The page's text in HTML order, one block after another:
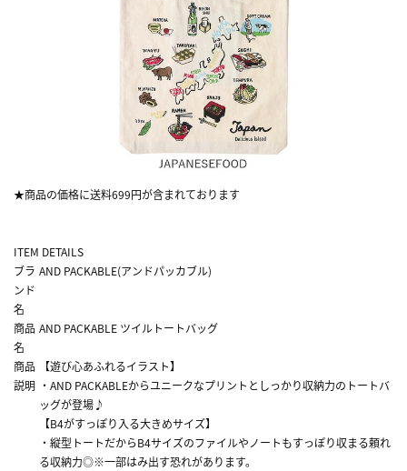
★商品の価格に送料699円が含まれております
ITEM DETAILS
ブラ
ンド
名
AND PACKABLE(アンドパッカブル)
商品
名
AND PACKABLE ツイルトートバッグ
商品
説明
【遊び心あふれるイラスト】
・AND PACKABLEからユニークなプリントとしっかり収納力のトートバ
ッグが登場♪
【B4がすっぽり入る大きめサイズ】
・縦型トートだからB4サイズのファイルやノートもすっぽり収まる頼れ
る収納力◎※一部はみ出す恐れがあります。